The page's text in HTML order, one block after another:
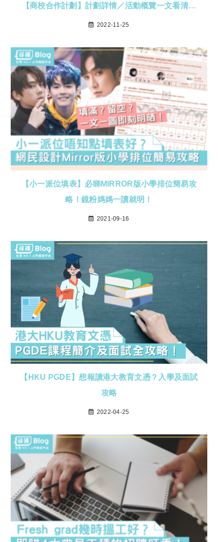
【商校合作計劃】計劃詳情／活動概覽一文看清…
2022-11-25
【小一派位填表】必睇MIRROR版小學排位簡易攻
略！鏡粉媽媽一讀就明！
2021-09-16
【HKU PGDE】想報讀港大教育文憑？入學及面試
攻略
2022-04-25